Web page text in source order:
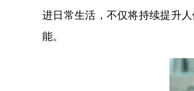
进日常生活，不仅将持续提升
能。